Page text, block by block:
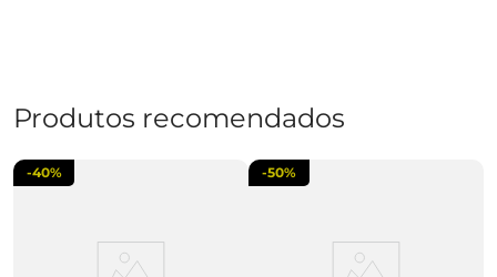
Produtos recomendados
-40% -50%